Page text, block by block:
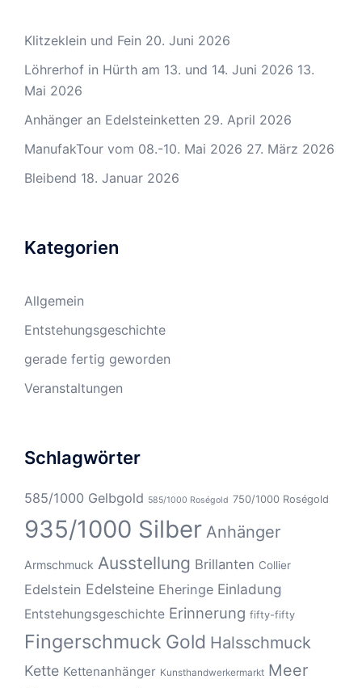
Klitzeklein und Fein 20. Juni 2026
Löhrerhof in Hürth am 13. und 14. Juni 2026 13.
Mai 2026
Anhänger an Edelsteinketten 29. April 2026
ManufakTour vom 08.-10. Mai 2026 27. März 2026
Bleibend 18. Januar 2026
Kategorien
Allgemein
Entstehungsgeschichte
gerade fertig geworden
Veranstaltungen
Schlagwörter
585/1000 Gelbgold 585/1000 Roségold 750/1000 Roségold
935/1000 Silber Anhänger
Armschmuck Ausstellung Brillanten Collier
Edelstein Edelsteine Eheringe Einladung
Entstehungsgeschichte Erinnerung fifty-fifty
Fingerschmuck Gold Halsschmuck
Kette Kettenanhänger Kunsthandwerkermarkt Meer